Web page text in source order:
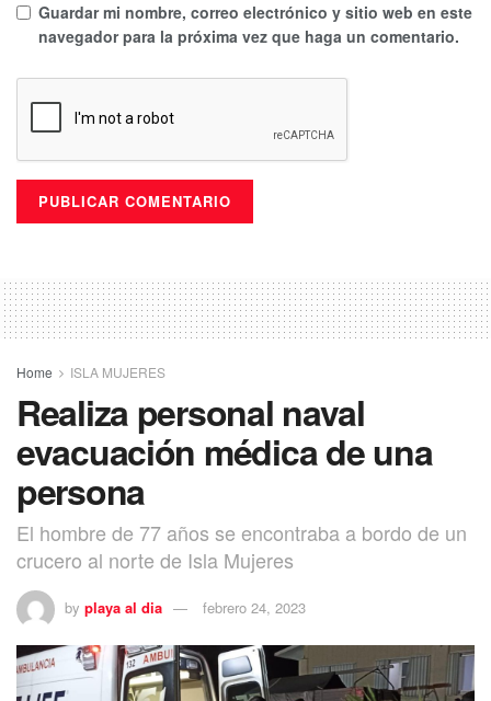
Guardar mi nombre, correo electrónico y sitio web en este
navegador para la próxima vez que haga un comentario.
Home ISLA MUJERES
Realiza personal naval
evacuación médica de una
persona
El hombre de 77 años se encontraba a bordo de un
crucero al norte de Isla Mujeres
by playa al dia febrero 24, 2023